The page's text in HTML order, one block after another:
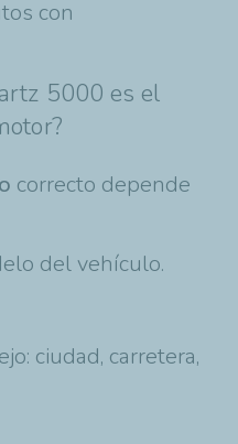
con
5000 es el
correcto depende
del vehículo.
ciudad, carretera,